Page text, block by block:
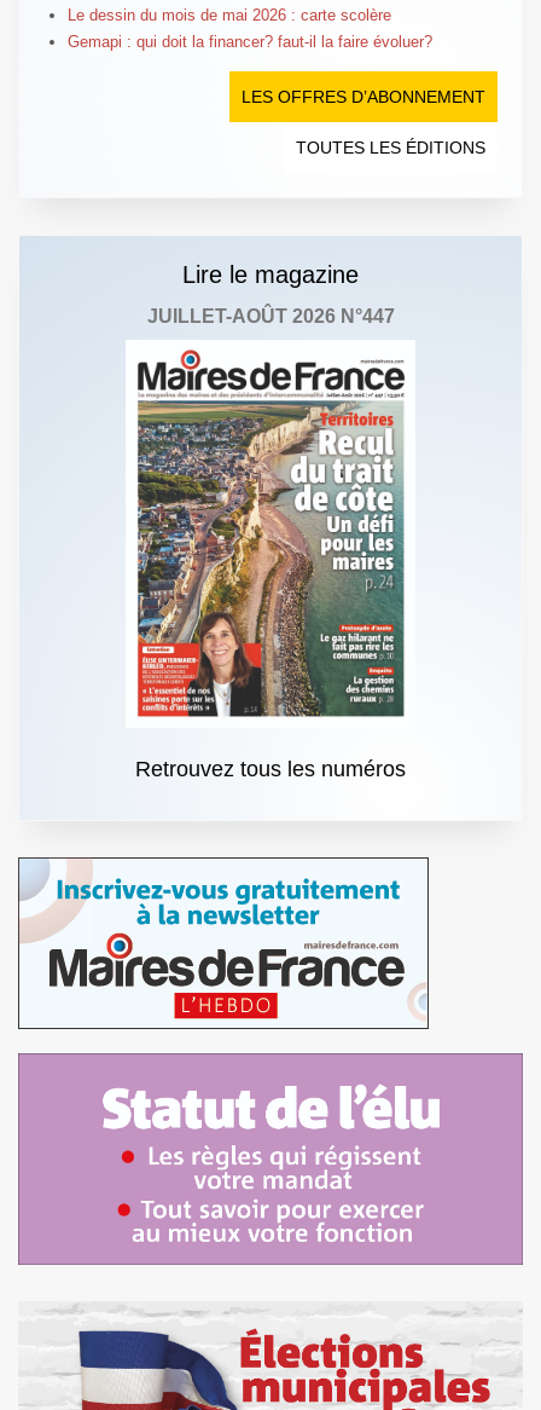
Le dessin du mois de mai 2026 : carte scolère
Gemapi : qui doit la financer? faut-il la faire évoluer?
LES OFFRES D’ABONNEMENT
TOUTES LES ÉDITIONS
Lire le magazine
JUILLET-AOÛT 2026 N°447
Retrouvez tous les numéros